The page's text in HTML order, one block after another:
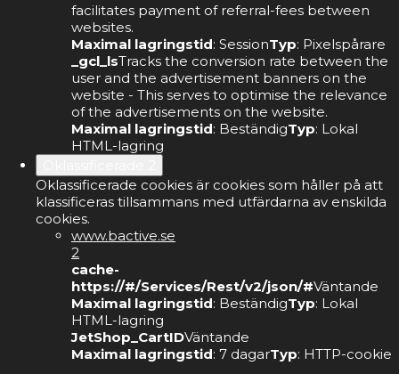
facilitates payment of referral-fees between
websites.
Maximal lagringstid: SessionTyp: Pixelspårare
_gcl_lsTracks the conversion rate between the
user and the advertisement banners on the
website - This serves to optimise the relevance
of the advertisements on the website.
Maximal lagringstid: BeständigTyp: Lokal
HTML-lagring
Oklassificerade cookies är cookies som håller på att
klassificeras tillsammans med utfärdarna av enskilda
cookies.
www.bactive.se
2
cache-
https://#/Services/Rest/v2/json/#Väntande
Maximal lagringstid: BeständigTyp: Lokal
HTML-lagring
JetShop_CartIDVäntande
Maximal lagringstid: 7 dagarTyp: HTTP-cookie